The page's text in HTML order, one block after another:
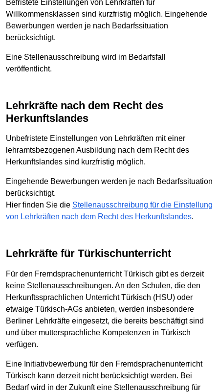
Befristete Einstellungen von Lehrkräften für
Willkommensklassen sind kurzfristig möglich. Eingehende
Bewerbungen werden je nach Bedarfssituation
berücksichtigt.
Eine Stellenausschreibung wird im Bedarfsfall
veröffentlicht.
Lehrkräfte nach dem Recht des
Herkunftslandes
Unbefristete Einstellungen von Lehrkräften mit einer
lehramtsbezogenen Ausbildung nach dem Recht des
Herkunftslandes sind kurzfristig möglich.
Eingehende Bewerbungen werden je nach Bedarfssituation
berücksichtigt.
Hier finden Sie die Stellenausschreibung für die Einstellung
von Lehrkräften nach dem Recht des Herkunftslandes.
Lehrkräfte für Türkischunterricht
Für den Fremdsprachenunterricht Türkisch gibt es derzeit
keine Stellenausschreibungen. An den Schulen, die den
Herkunftssprachlichen Unterricht Türkisch (HSU) oder
etwaige Türkisch-AGs anbieten, werden insbesondere
Berliner Lehrkräfte eingesetzt, die bereits beschäftigt sind
und über muttersprachliche Kompetenzen in Türkisch
verfügen.
Eine Initiativbewerbung für den Fremdsprachenunterricht
Türkisch kann derzeit nicht berücksichtigt werden. Bei
Bedarf wird in der Zukunft eine Stellenausschreibung für